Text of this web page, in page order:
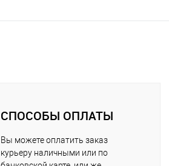
СПОСОБЫ ОПЛАТЫ
Вы можете оплатить заказ
курьеру наличными или по